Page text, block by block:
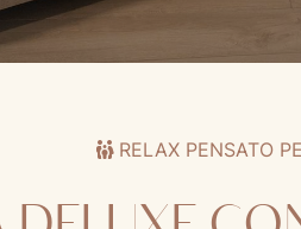
RELAX PENSATO